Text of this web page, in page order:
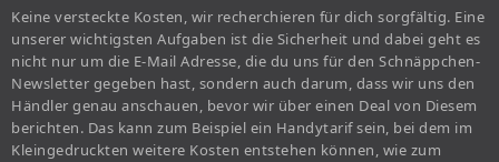
Keine versteckte Kosten, wir recherchieren für dich sorgfältig. Eine
unserer wichtigsten Aufgaben ist die Sicherheit und dabei geht es
nicht nur um die E-Mail Adresse, die du uns für den Schnäppchen-
Newsletter gegeben hast, sondern auch darum, dass wir uns den
Händler genau anschauen, bevor wir über einen Deal von Diesem
berichten. Das kann zum Beispiel ein Handytarif sein, bei dem im
Kleingedruckten weitere Kosten entstehen können, wie zum